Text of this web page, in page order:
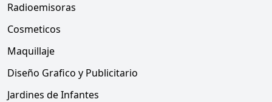
Radioemisoras
Cosmeticos
Maquillaje
Diseño Grafico y Publicitario
Jardines de Infantes